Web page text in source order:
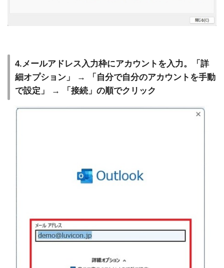
4.メールアドレス入力枠にアカウントを入力。「詳
細オプション」 → 「自分で自分のアカウントを手動
で設定」 → 「接続」の順でクリック